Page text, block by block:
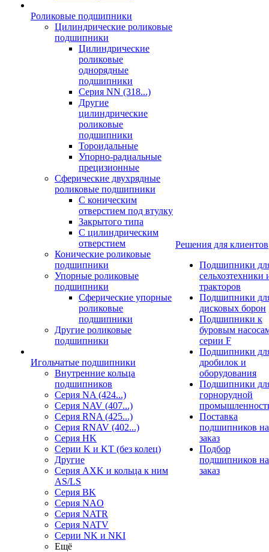
Роликовые подшипники
Цилиндрические роликовые
подшипники
Цилиндрические
роликовые
однорядные
подшипники
Серия NN (318...)
Другие
цилиндрические
роликовые
подшипники
Тороидальные
Упорно-радиальные
прецизионные
Сферические двухрядные
роликовые подшипники
С коническим
отверстием под втулку
Закрытого типа
С цилиндрическим
отверстием
Конические роликовые
подшипники
Упорные роликовые
подшипники
Сферические упорные
роликовые
подшипники
Другие роликовые
подшипники
Игольчатые подшипники
Внутренние кольца
подшипников
Серия NA (424...)
Серия NAV (407...)
Серия RNA (425...)
Серия RNAV (402...)
Серия HK
Серии K и KT (без колец)
Другие
Серия AXK и кольца к ним
AS/LS
Серия BK
Серия NAO
Серия NATR
Серия NATV
Серии NK и NKI
Ещё
Решения для клиентов
Подшипники
сельхозтехники
тракторов
Подшипники
дисковых борон
Подшипники к
буровым
серии F
Подшипники
дробилок и
оборудования
Подшипники
горнорудной
Поставка
подшипников на
заказ
Подбор
подшипников на
заказ